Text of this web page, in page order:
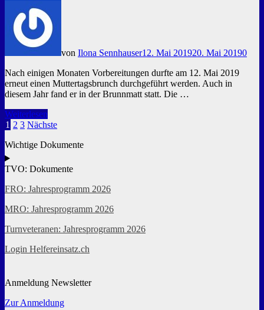
von Ilona Sennhauser12. Mai 201920. Mai 20190
Nach einigen Monaten Vorbereitungen durfte am 12. Mai 2019
erneut einen Muttertagsbrunch durchgeführt werden. Auch in
diesem Jahr fand er in der Brunnmatt statt. Die …
Gelungener
Muttertagsbrunch
der
Brunnmatt
Weiterlesen
Seitennummerierung
der
Beiträge
1 2 3 Nächste
Wichtige Dokumente
TVO: Dokumente
FRO: Jahresprogramm 2026
MRO: Jahresprogramm 2026
Turnveteranen: Jahresprogramm 2026
Login Helfereinsatz.ch
Anmeldung Newsletter
Zur Anmeldung